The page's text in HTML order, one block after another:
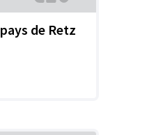
de Retz